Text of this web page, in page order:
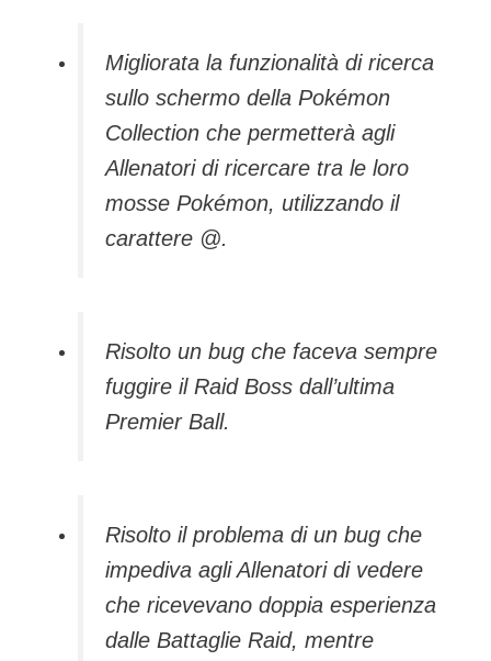
Migliorata la funzionalità di ricerca
sullo schermo della Pokémon
Collection che permetterà agli
Allenatori di ricercare tra le loro
mosse Pokémon, utilizzando il
carattere @.
Risolto un bug che faceva sempre
fuggire il Raid Boss dall’ultima
Premier Ball.
Risolto il problema di un bug che
impediva agli Allenatori di vedere
che ricevevano doppia esperienza
dalle Battaglie Raid, mentre